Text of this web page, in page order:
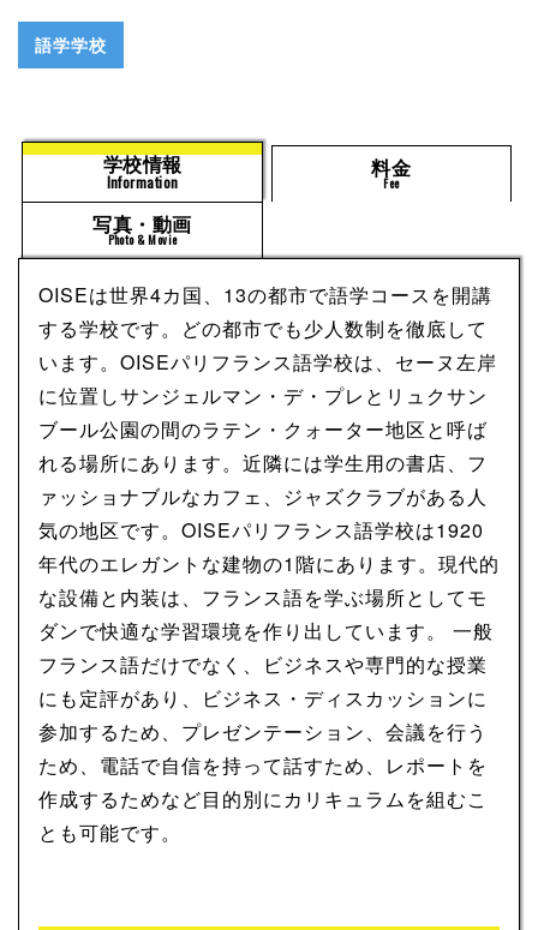
語学学校
学校情報
Information
料金
Fee
写真・動画
Photo & Movie
OISEは世界4カ国、13の都市で語学コースを開講
する学校です。どの都市でも少人数制を徹底して
います。OISEパリフランス語学校は、セーヌ左岸
に位置しサンジェルマン・デ・プレとリュクサン
ブール公園の間のラテン・クォーター地区と呼ば
れる場所にあります。近隣には学生用の書店、フ
ァッショナブルなカフェ、ジャズクラブがある人
気の地区です。OISEパリフランス語学校は1920
年代のエレガントな建物の1階にあります。現代的
な設備と内装は、フランス語を学ぶ場所としてモ
ダンで快適な学習環境を作り出しています。 一般
フランス語だけでなく、ビジネスや専門的な授業
にも定評があり、ビジネス・ディスカッションに
参加するため、プレゼンテーション、会議を行う
ため、電話で自信を持って話すため、レポートを
作成するためなど目的別にカリキュラムを組むこ
とも可能です。